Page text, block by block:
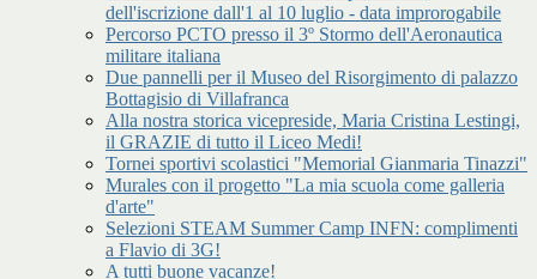
dell'iscrizione dall'1 al 10 luglio - data improrogabile
Percorso PCTO presso il 3º Stormo dell'Aeronautica
militare italiana
Due pannelli per il Museo del Risorgimento di palazzo
Bottagisio di Villafranca
Alla nostra storica vicepreside, Maria Cristina Lestingi,
il GRAZIE di tutto il Liceo Medi!
Tornei sportivi scolastici "Memorial Gianmaria Tinazzi"
Murales con il progetto "La mia scuola come galleria
d'arte"
Selezioni STEAM Summer Camp INFN: complimenti
a Flavio di 3G!
A tutti buone vacanze!